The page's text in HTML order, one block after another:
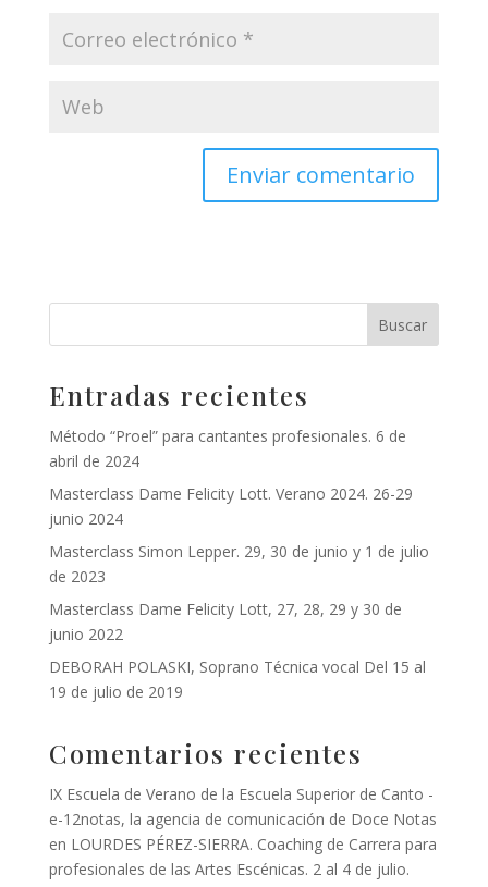
Entradas recientes
Método “Proel” para cantantes profesionales. 6 de
abril de 2024
Masterclass Dame Felicity Lott. Verano 2024. 26-29
junio 2024
Masterclass Simon Lepper. 29, 30 de junio y 1 de julio
de 2023
Masterclass Dame Felicity Lott, 27, 28, 29 y 30 de
junio 2022
DEBORAH POLASKI, Soprano Técnica vocal Del 15 al
19 de julio de 2019
Comentarios recientes
IX Escuela de Verano de la Escuela Superior de Canto -
e-12notas, la agencia de comunicación de Doce Notas
en LOURDES PÉREZ-SIERRA. Coaching de Carrera para
profesionales de las Artes Escénicas. 2 al 4 de julio.